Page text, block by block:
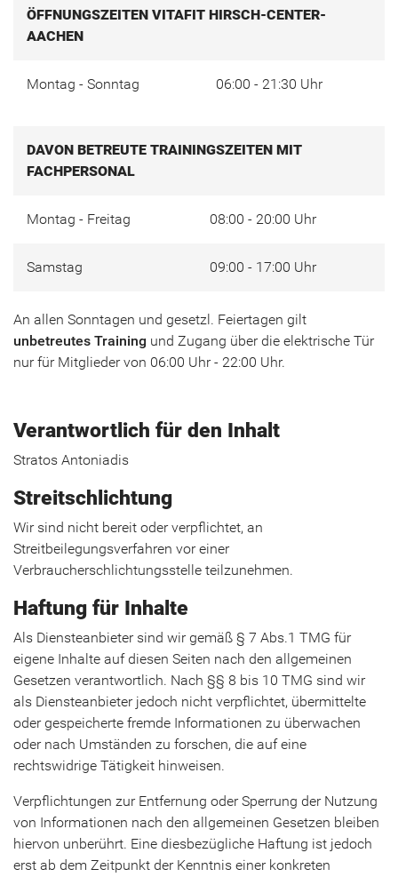
ÖFFNUNGSZEITEN VITAFIT HIRSCH-CENTER-
AACHEN
Montag - Sonntag 06:00 - 21:30 Uhr
DAVON BETREUTE TRAININGSZEITEN MIT
FACHPERSONAL
Montag - Freitag 08:00 - 20:00 Uhr
Samstag 09:00 - 17:00 Uhr
An allen Sonntagen und gesetzl. Feiertagen gilt
unbetreutes Training und Zugang über die elektrische Tür
nur für Mitglieder von 06:00 Uhr - 22:00 Uhr.
Verantwortlich für den Inhalt
Stratos Antoniadis
Streitschlichtung
Wir sind nicht bereit oder verpflichtet, an
Streitbeilegungsverfahren vor einer
Verbraucherschlichtungsstelle teilzunehmen.
Haftung für Inhalte
Als Diensteanbieter sind wir gemäß § 7 Abs.1 TMG für
eigene Inhalte auf diesen Seiten nach den allgemeinen
Gesetzen verantwortlich. Nach §§ 8 bis 10 TMG sind wir
als Diensteanbieter jedoch nicht verpflichtet, übermittelte
oder gespeicherte fremde Informationen zu überwachen
oder nach Umständen zu forschen, die auf eine
rechtswidrige Tätigkeit hinweisen.
Verpflichtungen zur Entfernung oder Sperrung der Nutzung
von Informationen nach den allgemeinen Gesetzen bleiben
hiervon unberührt. Eine diesbezügliche Haftung ist jedoch
erst ab dem Zeitpunkt der Kenntnis einer konkreten